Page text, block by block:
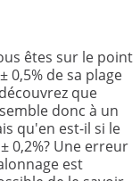
êtes sur le point
0,5% de sa plage
que
donc à un
qu'en est-il si le
0,2%? Une erreur
est